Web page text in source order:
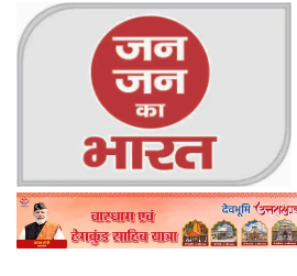
Jan Jan Ka Bharat
Online Trending Hindi News Website